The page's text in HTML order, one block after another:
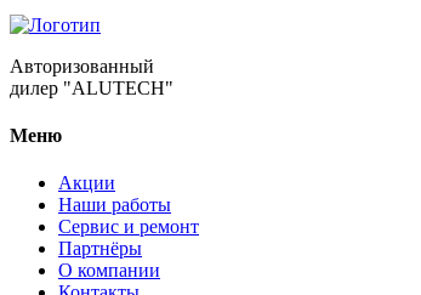
Авторизованный
дилер "ALUTECH"
Меню
Акции
Наши работы
Сервис и ремонт
Партнёры
О компании